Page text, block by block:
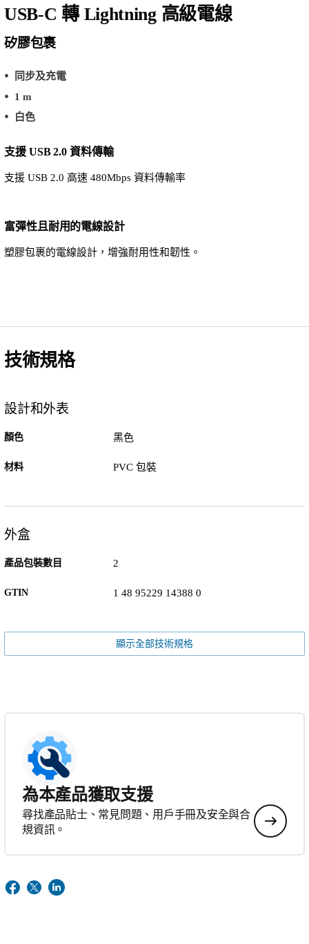
USB-C 轉 Lightning 高級電線
矽膠包裹
同步及充電
1 m
白色
支援 USB 2.0 資料傳輸
支援 USB 2.0 高速 480Mbps 資料傳輸率
富彈性且耐用的電線設計
塑膠包裹的電線設計，增強耐用性和韌性。
技術規格
設計和外表
顏色 黑色
材料 PVC 包裝
外盒
產品包裝數目 2
GTIN 1 48 95229 14388 0
顯示全部技術規格
為本產品獲取支援
尋找產品貼士、常見問題、用戶手冊及安全與合
規資訊。